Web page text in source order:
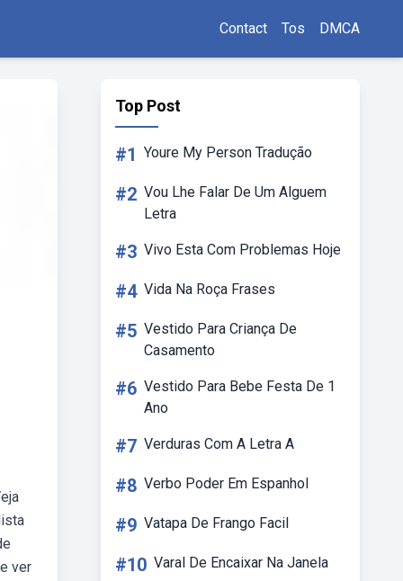
Contact Tos DMCA
ver
Top Post
#1 Youre My Person Tradução
#2 Vou Lhe Falar De Um Alguem
Letra
#3 Vivo Esta Com Problemas Hoje
#4 Vida Na Roça Frases
#5 Vestido Para Criança De
Casamento
#6 Vestido Para Bebe Festa De 1
Ano
#7 Verduras Com A Letra A
#8 Verbo Poder Em Espanhol
#9 Vatapa De Frango Facil
#10 Varal De Encaixar Na Janela